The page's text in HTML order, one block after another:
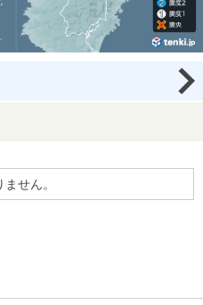
せん。